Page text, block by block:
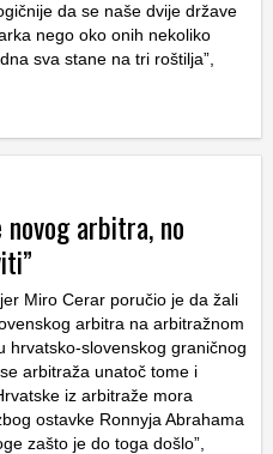
da se naše dvije države
nego oko onih nekoliko
sva stane na tri roštilja”,
arbitra, no
Miro Cerar poručio je da žali
arbitra na arbitražnom
hrvatsko-slovenskog graničnog
arbitraža unatoč tome i
iz arbitraže mora
ostavke Ronnyja Abrahama
zašto je do toga došlo”,